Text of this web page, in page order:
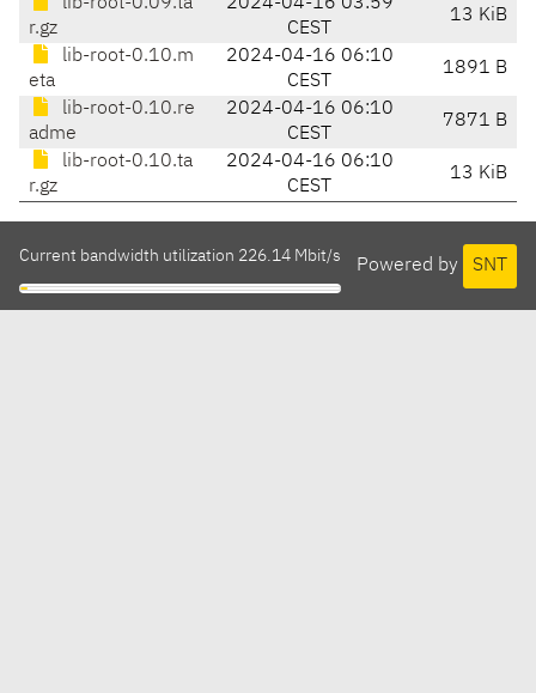
r.gz
CEST
13 KiB
lib-root-0.10.m
eta
2024-04-16 06:10
CEST
1891 B
lib-root-0.10.re
adme
2024-04-16 06:10
CEST
7871 B
lib-root-0.10.ta
r.gz
2024-04-16 06:10
CEST
13 KiB
Powered by SNT
Current bandwidth utilization 226.14 Mbit/s